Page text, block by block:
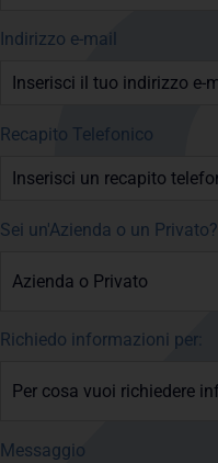
Indirizzo e-mail
Recapito Telefonico
Sei un'Azienda o un Privato?
Richiedo informazioni per:
Messaggio